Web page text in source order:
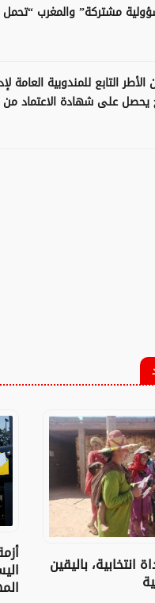
مشتركة” والمغرب “تحمل
التابع للمندوبية العامة
يحصل على شهادة الاعتماد من
انتخابية، باليقين